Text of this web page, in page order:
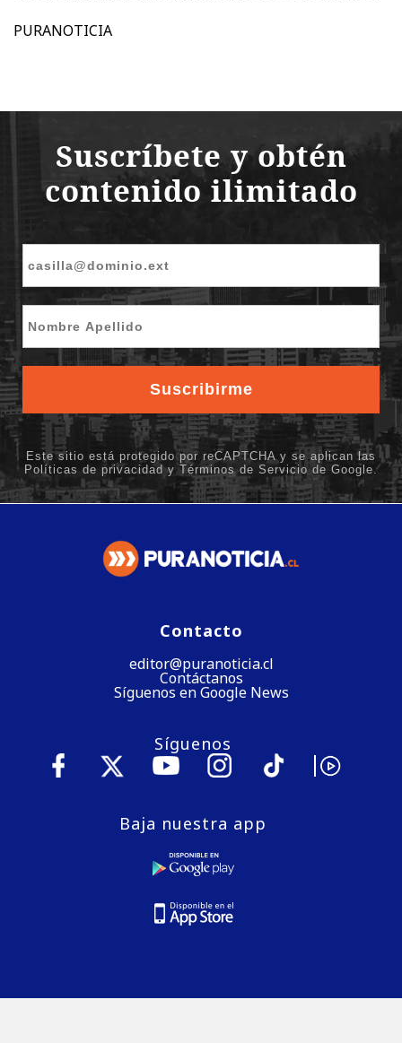
PURANOTICIA
Contacto
editor@puranoticia.cl
Contáctanos
Síguenos en Google News
Síguenos
Baja nuestra app